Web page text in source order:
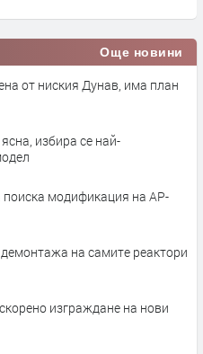
Още новини
от ниския Дунав, има план
избира се най-
модификация на AP-
на самите реактори
изграждане на нови